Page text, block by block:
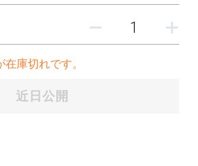
ムズ ガール / メガミデバイス
グスポンジ
庫切れです。
近日公開